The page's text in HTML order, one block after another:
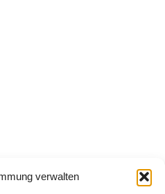
verwalten